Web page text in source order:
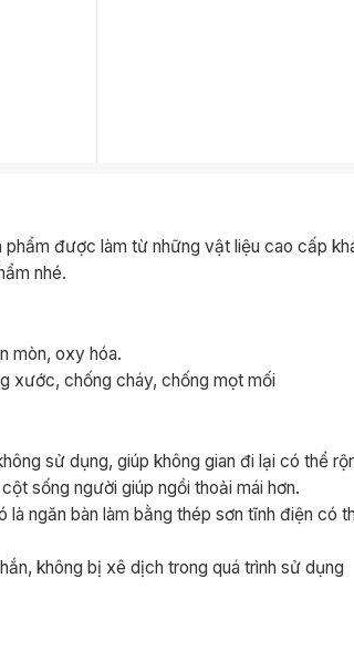
được làm từ những vật liệu cao cấp
nhé.
mòn, oxy hóa.
xước, chống cháy, chống mọt mối
sử dụng, giúp không gian đi lại có thể
sống người giúp ngồi thoải mái hơn.
ngăn bàn làm bằng thép sơn tĩnh điện có
không bị xê dịch trong quá trình sử dụng